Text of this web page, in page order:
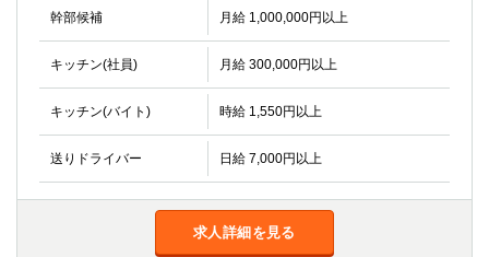
幹部候補 月給 1,000,000円以上
キッチン(社員) 月給 300,000円以上
キッチン(バイト) 時給 1,550円以上
送りドライバー 日給 7,000円以上
求人詳細を見る
金町
大井町
大泉学園
下赤塚
竹ノ塚
三鷹
亀戸
水道橋
荻窪
浅草
湯島
久米川
西麻布